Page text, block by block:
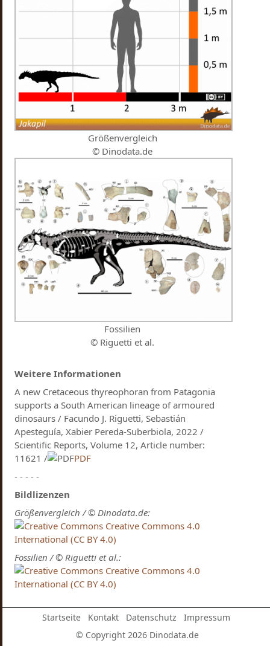
Größenvergleich
© Dinodata.de
Fossilien
© Riguetti et al.
Weitere Informationen
A new Cretaceous thyreophoran from Patagonia
supports a South American lineage of armoured
dinosaurs / Facundo J. Riguetti, Sebastián
Apesteguía, Xabier Pereda-Suberbiola, 2022 /
Scientific Reports, Volume 12, Article number:
11621 /
PDF
- - - - -
Bildlizenzen
Größenvergleich / © Dinodata.de:
Creative Commons 4.0
International (CC BY 4.0)
Fossilien / © Riguetti et al.:
Creative Commons 4.0
International (CC BY 4.0)
Startseite Kontakt Datenschutz
Impressum
© Copyright 2026 Dinodata.de